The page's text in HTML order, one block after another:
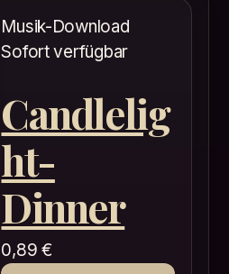
Musik-Download
Sofort verfügbar
Candlelig
ht-
Dinner
0,89€